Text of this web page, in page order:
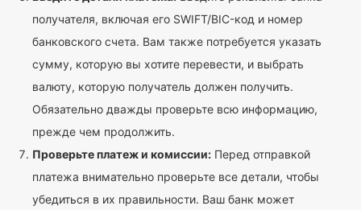
получателя, включая его SWIFT/BIC-код и номер
банковского счета. Вам также потребуется указать
сумму, которую вы хотите перевести, и выбрать
валюту, которую получатель должен получить.
Обязательно дважды проверьте всю информацию,
прежде чем продолжить.
Проверьте платеж и комиссии: Перед отправкой
платежа внимательно проверьте все детали, чтобы
убедиться в их правильности. Ваш банк может